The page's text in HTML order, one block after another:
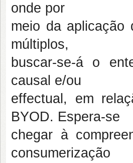
onde por
meio da aplicação
múltiplos,
buscar-se-á o
causal e/ou
effectual, em
BYOD. Espera-se
chegar à
consumerização